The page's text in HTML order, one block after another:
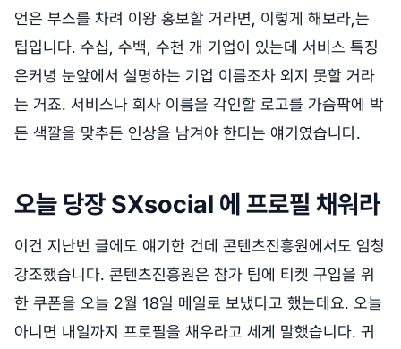
언은 부스를 차려 이왕 홍보할 거라면, 이렇게 해보라,는
팁입니다. 수십, 수백, 수천 개 기업이 있는데 서비스 특징
은커녕 눈앞에서 설명하는 기업 이름조차 외지 못할 거라
는 거죠. 서비스나 회사 이름을 각인할 로고를 가슴팍에 박
든 색깔을 맞추든 인상을 남겨야 한다는 얘기였습니다.
오늘 당장 SXsocial 에 프로필 채워라
이건 지난번 글에도 얘기한 건데 콘텐츠진흥원에서도 엄청
강조했습니다. 콘텐츠진흥원은 참가 팀에 티켓 구입을 위
한 쿠폰을 오늘 2월 18일 메일로 보냈다고 했는데요. 오늘
아니면 내일까지 프로필을 채우라고 세게 말했습니다. 귀